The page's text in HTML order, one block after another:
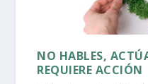
NO HABLES,
REQUIERE ACCIÓN